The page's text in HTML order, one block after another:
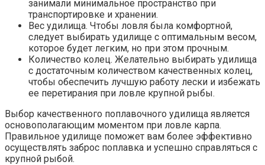
занимали минимальное пространство при
транспортировке и хранении.
Вес удилища. Чтобы ловля была комфортной,
следует выбирать удилище с оптимальным весом,
которое будет легким, но при этом прочным.
Количество колец. Желательно выбирать удилища
с достаточным количеством качественных колец,
чтобы обеспечить лучшую работу лески и избежать
ее перетирания при ловле крупной рыбы.
Выбор качественного поплавочного удилища является
основополагающим моментом при ловле карпа.
Правильное удилище поможет вам более эффективно
осуществлять заброс поплавка и успешно справляться с
крупной рыбой.